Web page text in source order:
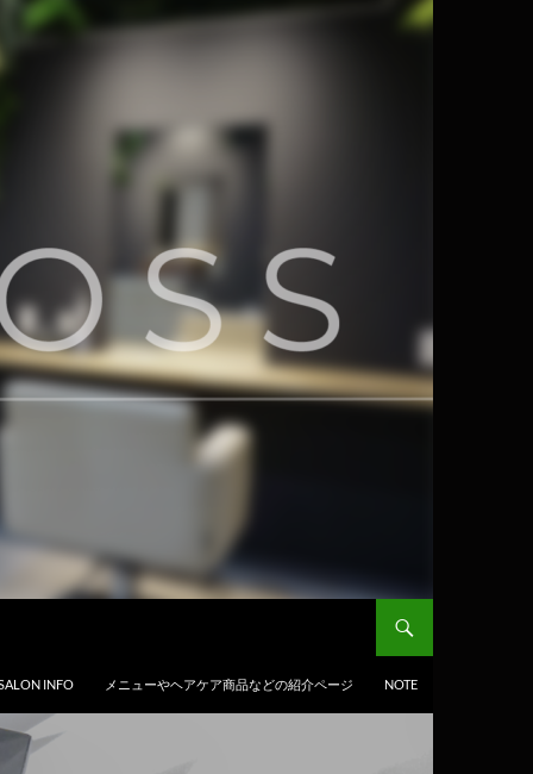
INFO メニューやヘアケア商品などの紹介ページ NOTE